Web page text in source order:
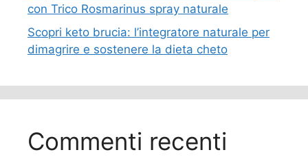
con Trico Rosmarinus spray naturale
Scopri keto brucia: l’integratore naturale per
dimagrire e sostenere la dieta cheto
Commenti recenti